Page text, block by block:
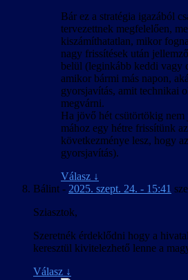
Bár ez a stratégia igazából
tervezettnek megfelelően,
kiszámíthatatlan, mikor
nagy frissítések után
belül (leginkább keddi vagy
amikor bármi más napon,
gyorsjavítás, amit technikai
megvárni.
Ha jövő hét csütörtökig
mához egy hétre frissítünk
következménye lesz, hogy
gyorsjavítás).
Válasz ↓
Bálint - 2025. szept. 24. - 15:41
Sziasztok,
Szeretnék érdeklődni hogy a
keresztül kivitelezhető lenne a
Válasz ↓